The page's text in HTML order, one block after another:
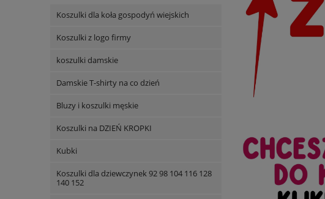
Koszulki dla koła gospodyń wiejskich
Koszulki z logo firmy
koszulki damskie
Damskie T-shirty na co dzień
Bluzy i koszulki męskie
Koszulki na DZIEŃ KROPKI
Kubki
Koszulki dla dziewczynek 92 98 104 116 128
140 152